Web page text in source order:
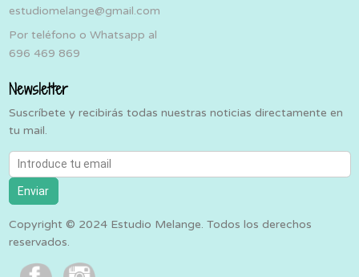
estudiomelange@gmail.com
Por teléfono o Whatsapp al
696 469 869
Newsletter
Suscríbete y recibirás todas nuestras noticias directamente en
tu mail.
Introduce tu email
Enviar
Copyright © 2024 Estudio Melange. Todos los derechos
reservados.